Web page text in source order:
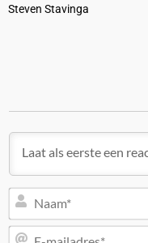
Steven Stavinga